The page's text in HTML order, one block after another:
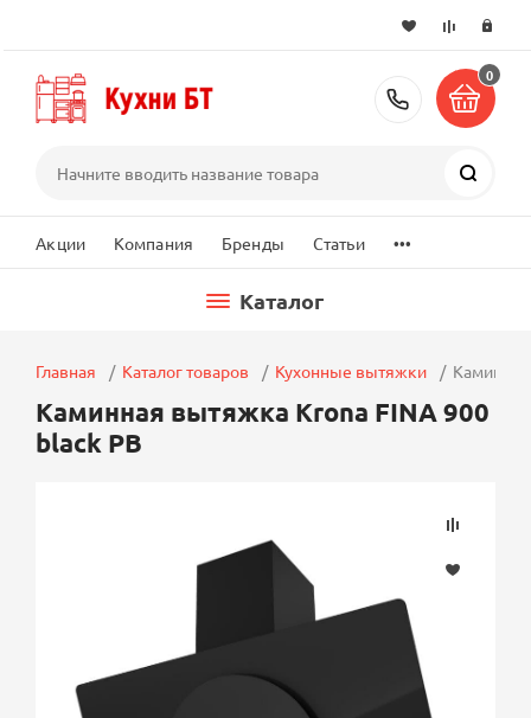
+7 (495)
0
Акции Компания Бренды Статьи ...
Каталог
Главная Каталог товаров Кухонные вытяжки
Каминная вытяжка Krona FINA 900
black PB